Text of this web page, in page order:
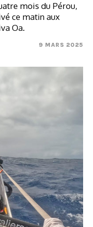
mois du Pérou,
ce matin aux
Oa.
9 MARS 2025